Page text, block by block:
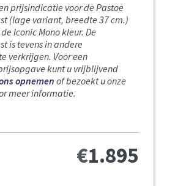
prijsindicatie voor de Pastoe
(lage variant, breedte 37 cm.)
Iconic Mono kleur. De
is tevens in andere
verkrijgen. Voor een
kunt u vrijblijvend
opnemen of bezoekt u onze
meer informatie.
€1.895